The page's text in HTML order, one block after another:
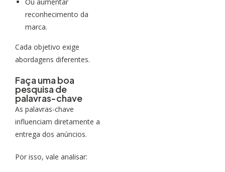
reconhecimento da
marca.
Cada objetivo exige
abordagens diferentes.
Faça uma boa
pesquisa de
palavras-chave
As palavras-chave
influenciam diretamente a
entrega dos anúncios.
Por isso, vale analisar: